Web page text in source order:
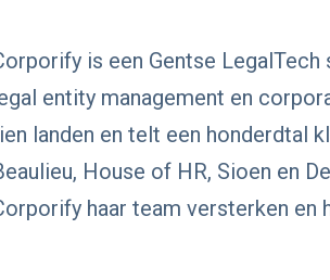
is een Gentse
entity management en
landen en telt een honderdtal
House of HR, Sioen en
haar team versterken